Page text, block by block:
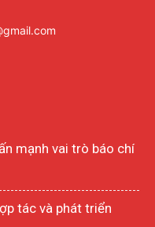
mạnh vai trò báo chí
tác và phát triển